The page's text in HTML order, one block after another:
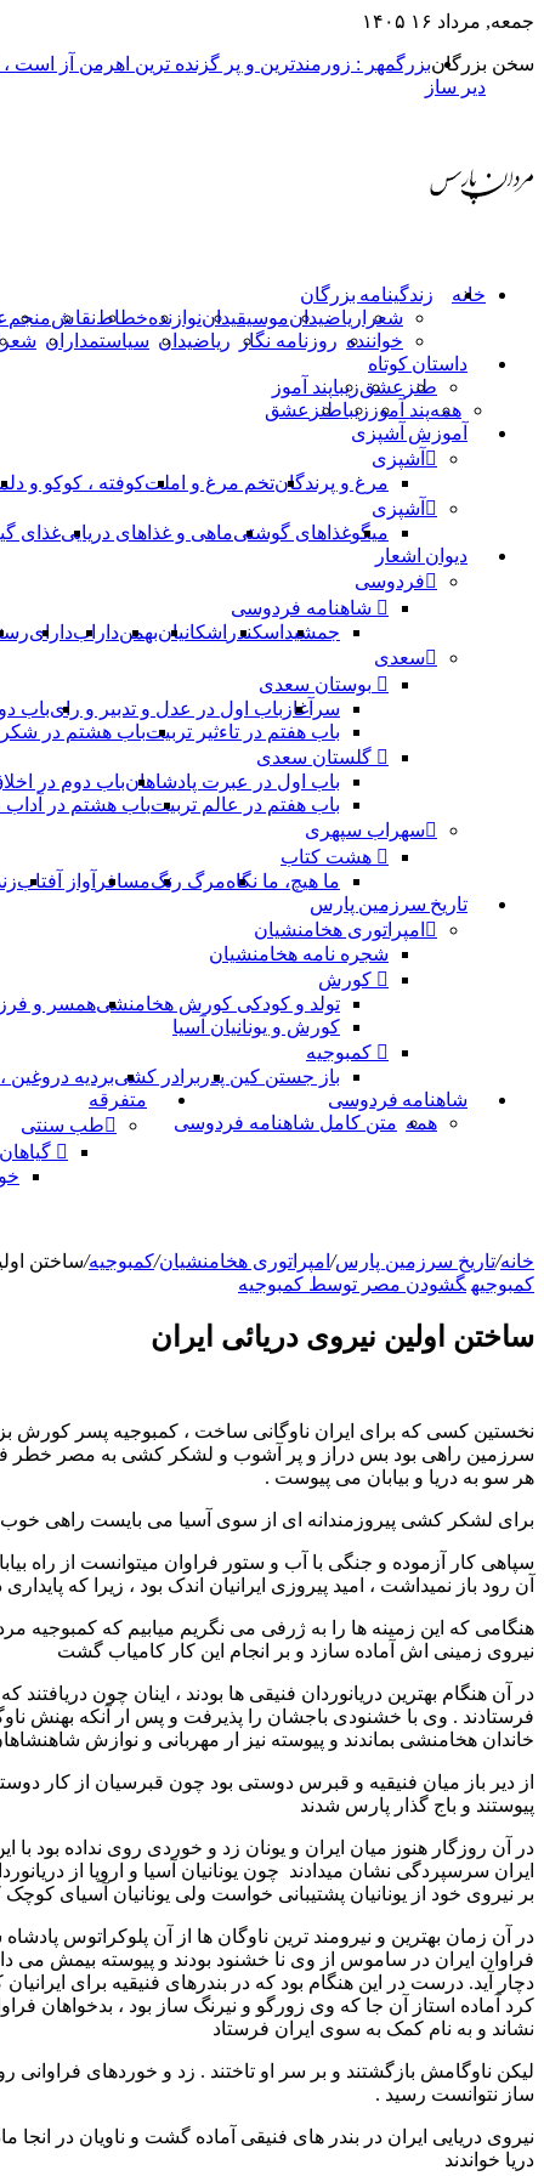
جمعه, مرداد ۱۶ ۱۴۰۵
سخن بزرگانبزرگمهر : زورمندترین و پر گزنده ترین اهرمن آز
دیر ساز
خانه زندگینامه بزرگان
شعرا ریاضیدانموسیقیداننوازندهخطاطنقاشمنجم
خواننده روزنامه نگار ریاضیدان سیاستمداران شعرا
داستان کوتاه
طنز عشقزیباپند آموز
همهپند آموز زیباطنز عشق
آموزش آشپزی
آشپزی
مرغ و پرندگانتخم مرغ و املتکوفته ، کوکو و
آشپزی
میگوغذاهای گوشتیماهی و غذاهای دریاییغذای
دیوان اشعار
فردوسی
شاهنامه فردوسی
جمشید اسکندر اشکانیانبهمندارابدارای
سعدی
بوستان سعدی
سرآغاز باب اول در عدل و تدبیر و رایباب
باب هفتم در تاءثیر تربیتباب هشتم در
گلستان سعدی
باب اول در عبرت پادشاهانباب دوم در
باب هفتم در عالم تربیتباب هشتم در
سهراب سپهری
هشت کتاب
ما هیچ، ما نگاهمرگ رنگمسافر آواز آفتاب
تاریخ سرزمین پارس
امپراتوری هخامنشیان
شجره نامه هخامنشیان
کورش
تولد و کودکی کورش هخامنشیهمسر و
کورش و یونانیان آسیا
کمبوجیه
باز جستن کین پدر برادر کشیبردیه
شاهنامه فردوسی
همه متن کامل شاهنامه فردوسی
متفرقه
طب سنتی
خانه/تاریخ سرزمین پارس/ امپراتوری هخامنشیان/کمبوجیه/ساختن
کمبوجیه گشودن مصر توسط کمبوجیه
ساختن اولین نیروی دریائی ایران
نخستین کسی که برای ایران ناوگانی ساخت ، کمبوجیه پسر کورش
سرزمین راهی بود بس دراز و پر آشوب و لشکر کشی به مصر خطر
هر سو به دریا و بیابان می پیوست .
برای لشکر کشی پیروزمندانه ای از سوی آسیا می بایست راهی خوب
سپاهی کار آزموده و جنگی با آب و ستور فراوان میتوانست از راه
آن رود باز نمیداشت ، امید پیروزی ایرانیان اندک بود ، زیرا که
هنگامی که این زمینه ها را به ژرفی می نگریم میابیم که
نیروی زمینی اش آماده سازد و بر انجام این کار کامیاب گشت
در آن هنگام بهترین دریانوردان فنیقی ها بودند ، اینان چون
فرستادند . وی با خشنودی باجشان را پذیرفت و پس ار آنکه بهنش
خاندان هخامنشی بماندند و پیوسته نیز ار مهربانی و نوازش
از دیر باز میان فنیقیه و قبرس دوستی بود چون قبرسیان از کار
پیوستند و باج گذار پارس شدند
در آن روزگار هنوز میان ایران و یونان زد و خوردی روی نداده بود
ایران سرسپردگی نشان میدادند چون یونانیان آسیا و اروپا از
بر نیروی خود از یونانیان پشتیبانی خواست ولی یونانیان آسیای
در آن زمان بهترین و نیرومند ترین ناوگان ها از آن پلوکراتوس
فراوان ایران در ساموس از وی نا خشنود بودند و پیوسته بیمش می
دچار آید. درست در این هنگام بود که در بندرهای فنیقیه برای
نشاند و به نام کمک به سوی ایران فرستاد
لیکن ناوگامش بازگشتند و بر سر او تاختند . زد و خوردهای
ساز نتوانست رسید .
نیروی دریایی ایران در بندر های فنیقی آماده گشت و ناویان در انجا
دریا خواندند